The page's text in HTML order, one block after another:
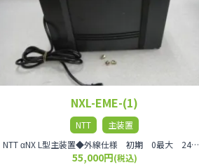
NXL-EME-(1)
NTT
主装置
NTT αNX L型主装置◆外線仕様 初期 0最大 24◆内線仕様 初期 0最大 80◆サイズと消費電力 サイズ 380mm×312mm×281mm消費電力 最大450W
55,000円(税込)